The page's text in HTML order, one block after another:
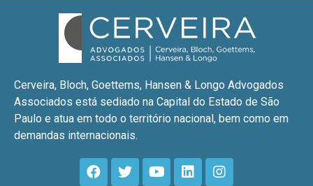
Cerveira, Bloch, Goettems, Hansen & Longo Advogados
Associados está sediado na Capital do Estado de São
Paulo e atua em todo o território nacional, bem como em
demandas internacionais.